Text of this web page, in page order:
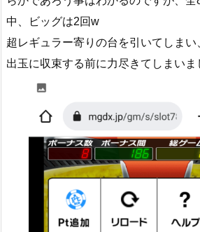
中、ビッグは2回w
超レギュラー寄りの台を引いてしま
出玉に収束する前に力尽きてしまいま